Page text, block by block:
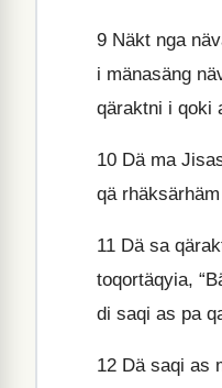
9 Näkt nga
i mänasäng
qäraktni i qoki
10 Dä ma
qä
11 Dä sa
toqortäqyia,
di saqi as pa
12 Dä saqi as